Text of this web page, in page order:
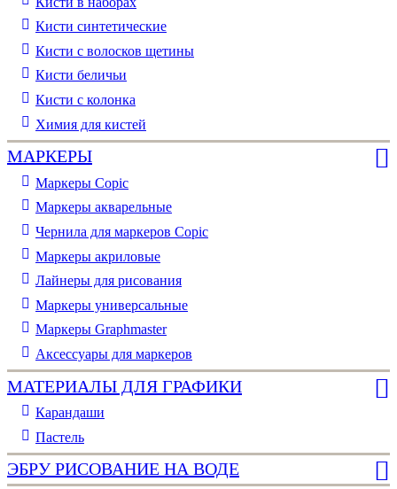
Кисти синтетические
Кисти с волосков щетины
Кисти беличьи
Кисти с колонка
Химия для кистей
МАРКЕРЫ
Маркеры Copic
Маркеры акварельные
Чернила для маркеров Copic
Маркеры акриловые
Лайнеры для рисования
Маркеры универсальные
Маркеры Graphmaster
Аксессуары для маркеров
МАТЕРИАЛЫ ДЛЯ ГРАФИКИ
Карандаши
Пастель
ЭБРУ РИСОВАНИЕ НА ВОДЕ